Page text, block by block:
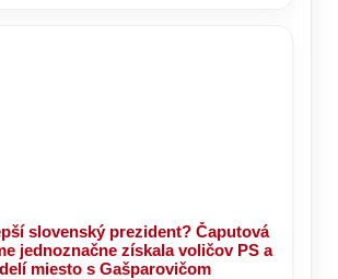
slovenský prezident? Čaputová
jednoznačne získala voličov PS a
miesto s Gašparovičom